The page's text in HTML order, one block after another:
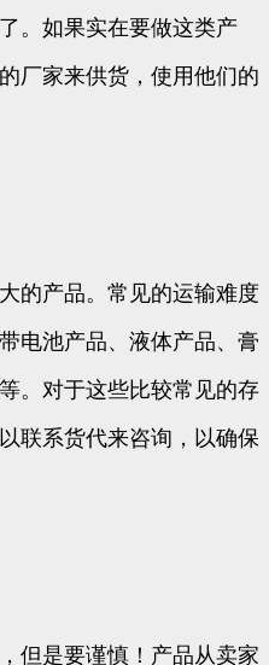
。如果实在要做这类产
厂家来供货，使用他们的
的产品。常见的运输难度
电池产品、液体产品、膏
。对于这些比较常见的存
联系货代来咨询，以确保
但是要谨慎！产品从卖家